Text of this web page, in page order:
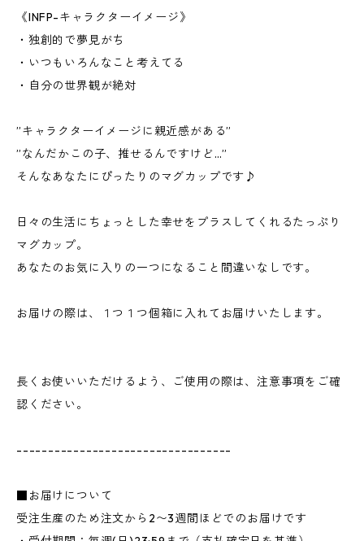
《INFP-キャラクターイメージ》
・独創的で夢見がち
・いつもいろんなこと考えてる
・自分の世界観が絶対
”キャラクターイメージに親近感がある”
”なんだかこの子、推せるんですけど…”
そんなあなたにぴったりのマグカップです♪
日々の生活にちょっとした幸せをプラスしてくれるたっぷり
マグカップ。
あなたのお気に入りの一つになること間違いなしです。
お届けの際は、１つ１つ個箱に入れてお届けいたします。
長くお使いいただけるよう、ご使用の際は、注意事項をご確
認ください。
----------------------------------
■お届けについて
受注生産のため注文から2〜3週間ほどでのお届けです